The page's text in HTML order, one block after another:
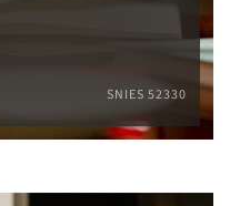
SNIES 52330